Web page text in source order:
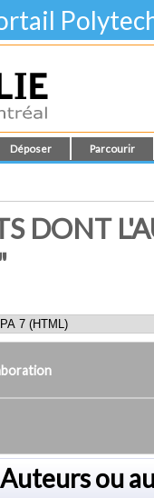
Déposer Parcourir
DONT
Auteurs ou